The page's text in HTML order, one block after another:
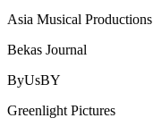
Asia Musical Productions
Bekas Journal
ByUsBY
Greenlight Pictures